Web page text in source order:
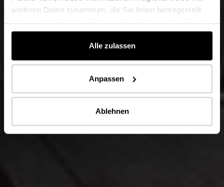
weiteren Daten zusammen, die Sie ihnen bereitgestellt
gesammelt haben.
Alle zulassen
Anpassen
Ablehnen